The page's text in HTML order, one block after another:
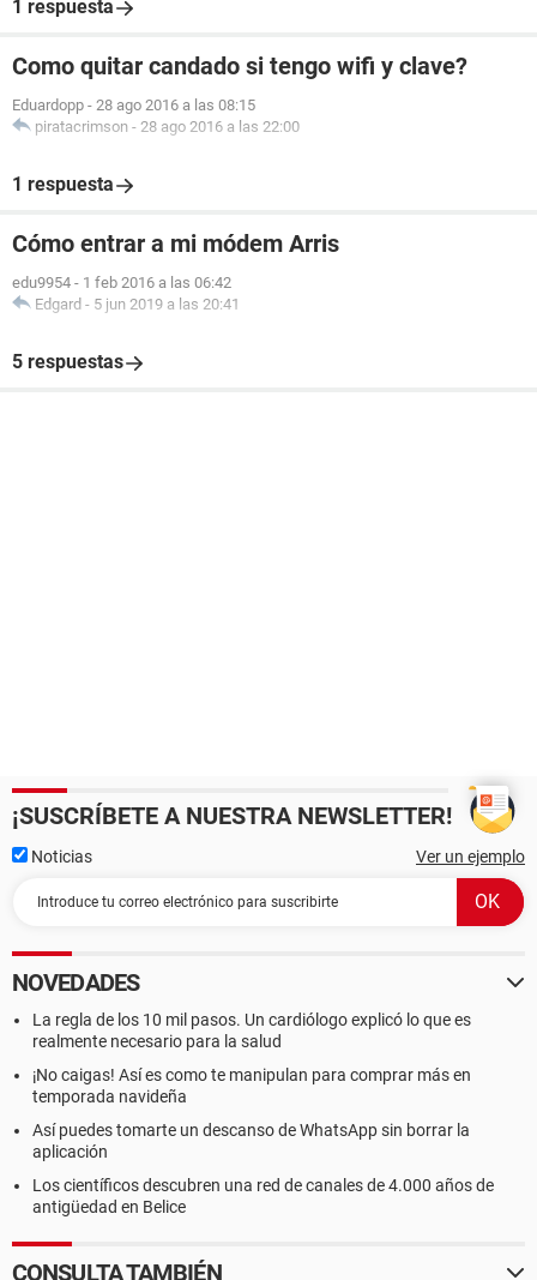
1 respuesta
Como quitar candado si tengo wifi y clave?
Eduardopp - 28 ago 2016 a las 08:15
piratacrimson - 28 ago 2016 a las 22:00
1 respuesta
Cómo entrar a mi módem Arris
edu9954 - 1 feb 2016 a las 06:42
Edgard - 5 jun 2019 a las 20:41
5 respuestas
¡SUSCRÍBETE A NUESTRA NEWSLETTER!
Noticias Ver un ejemplo
NOVEDADES
La regla de los 10 mil pasos. Un cardiólogo explicó lo que es
realmente necesario para la salud
¡No caigas! Así es como te manipulan para comprar más en
temporada navideña
Así puedes tomarte un descanso de WhatsApp sin borrar la
aplicación
Los científicos descubren una red de canales de 4.000 años de
antigüedad en Belice
CONSULTA TAMBIÉN